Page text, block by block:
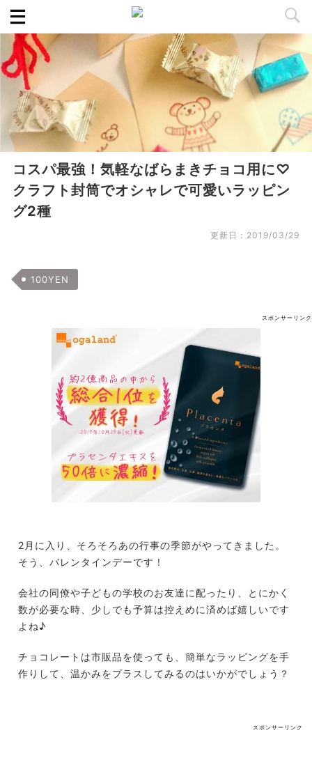
コスパ最強！気軽なばらまきチョコ用に♡
クラフト封筒でオシャレで可愛いラッピン
グ2種
更新日： 2019/03/29
100YEN
スポンサーリンク
2月に入り、そろそろあの行事の季節がやってきました。
そう、バレンタインデーです！
会社の同僚や子どもの学校のお友達に配ったり、とにかく
数が必要な時、少しでも予算は控えめに済めば嬉しいです
よね♪
チョコレートは市販品を使っても、簡単なラッピングを手
作りして、温かみをプラスしてみるのはいかがでしょう？
スポンサーリンク